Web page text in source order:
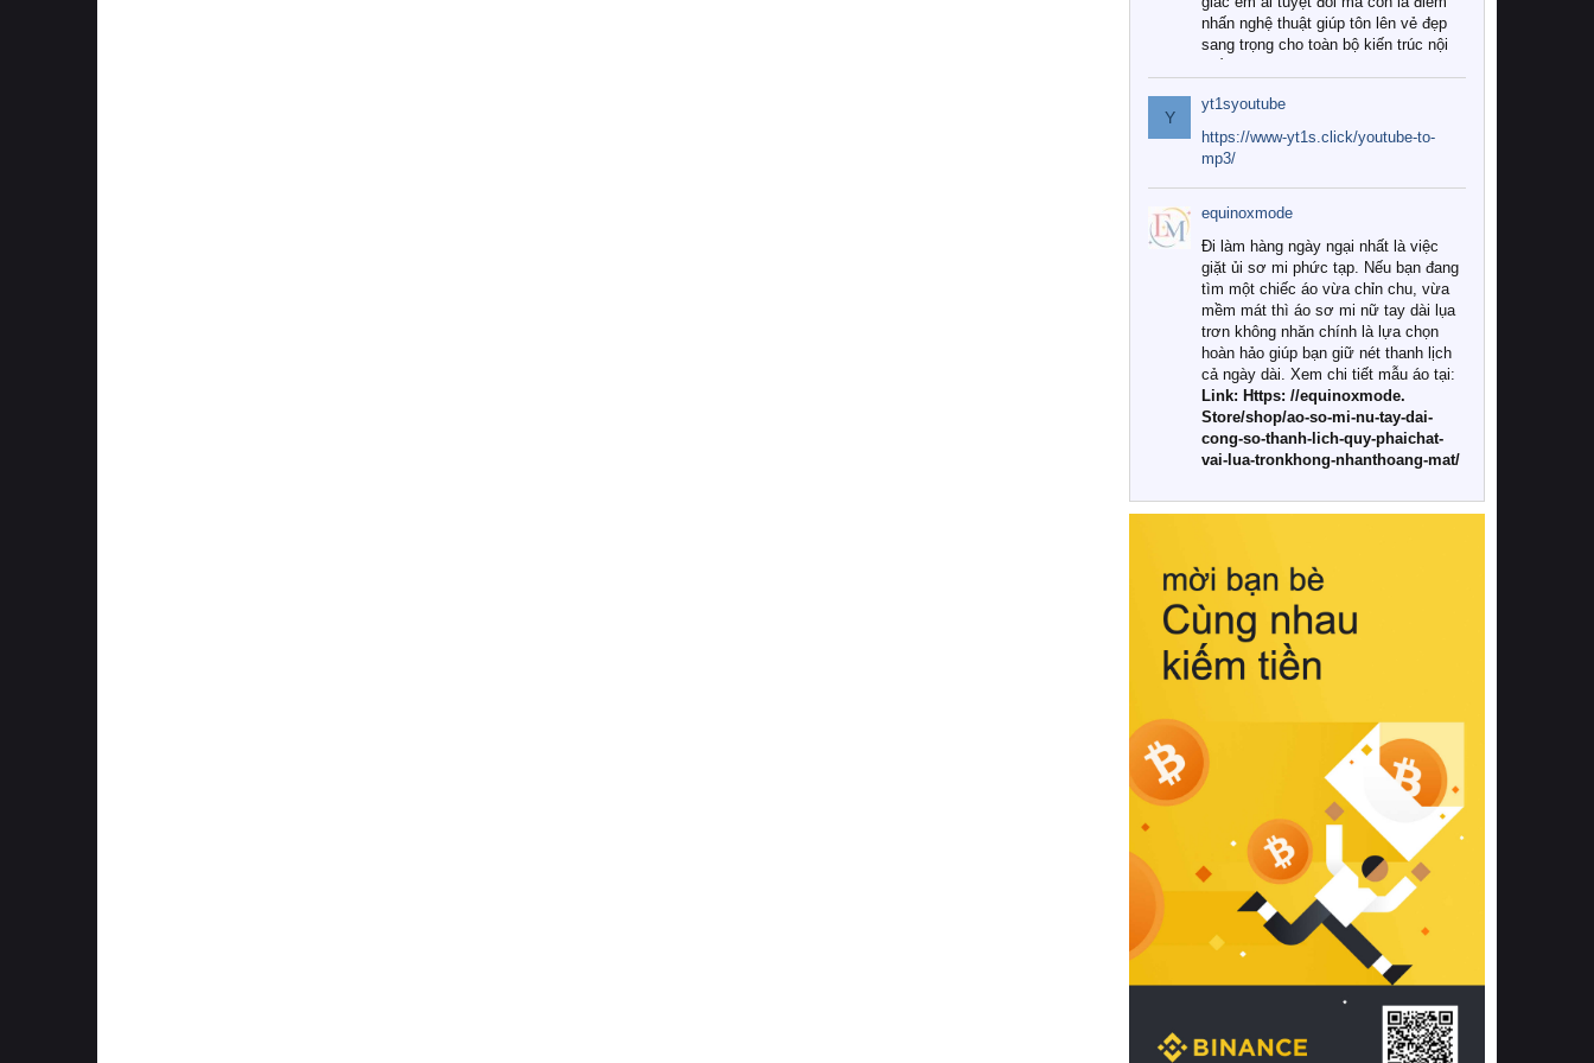
nhấn nghệ thuật giúp tôn lên vẻ đẹp
sang trọng cho toàn bộ kiến trúc nội
Tuy nhiên, giữa thị trường đa dạng
với vô vàn thương hiệu và mẫu mã
như hiện nay, làm thế nào để chọn
được những bộ chăn ga gối đệm cao
cấp thực sự chất lượng, phù hợp với
khí hậu và nhu cầu sử dụng của gia
đình? Hãy cùng chúng tôi đi tìm lời
giải đáp chi tiết qua bài viết dưới đây.
1. Tại sao các gia đình hiện đại lại ưa
chuộng chăn ga gối đệm cao cấp?
Khác với các dòng sản phẩm thông
thường, những bộ chăn ga gối đệm
cao cấp trải qua quy trình sản xuất
nghiêm ngặt từ khâu chọn lọc nguyên
liệu tự nhiên đến công nghệ dệt
nhuộm hiện đại không chứa hóa chất
này, bạn sẽ cảm nhận rõ rệt sự khác
hồi chuẩn xác của phần đệm nâng đỡ
cột sống.
Bên cạnh đó, việc lựa chọn các dòng
sản phẩm đạt chuẩn chất lượng quốc
tế còn giúp ngăn ngừa tình trạng kích
khuẩn và nấm mốc trong điều kiện
thời tiết nóng ẩm. Bạn có thể tìm hiểu
thêm các nghiên cứu khoa học về tác
động của giấc ngủ và môi trường
phòng ngủ đối với sức khỏe con
người tại Sleep Foundation (External
Link) để có cái nhìn toàn diện hơn.
2. Các tiêu chí vàng khi lựa chọn
chăn ga gối đệm cao cấp cho phòng
ngủ
Để sở hữu một bộ chăn ga gối đệm
cao cấp hoàn hảo cả về thẩm mỹ lẫn
công năng, người tiêu dùng cần cân
nhắc kỹ lưỡng các tiêu chí quan trọng
Y
yt1syoutube
https://www-yt1s.click/youtube-to-
mp3/
equinoxmode
Đi làm hàng ngày ngại nhất là việc
giặt ủi sơ mi phức tạp. Nếu bạn đang
tìm một chiếc áo vừa chỉn chu, vừa
mềm mát thì áo sơ mi nữ tay dài lụa
trơn không nhăn chính là lựa chọn
hoàn hảo giúp bạn giữ nét thanh lịch
cả ngày dài. Xem chi tiết mẫu áo tại:
Link: Https: //equinoxmode.
Store/shop/ao-so-mi-nu-tay-dai-
cong-so-thanh-lich-quy-phaichat-
vai-lua-tronkhong-nhanthoang-mat/